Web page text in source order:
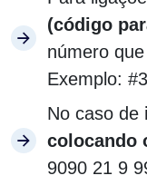
(código
número
Exemplo:
No caso de
colocando
9090 21 9